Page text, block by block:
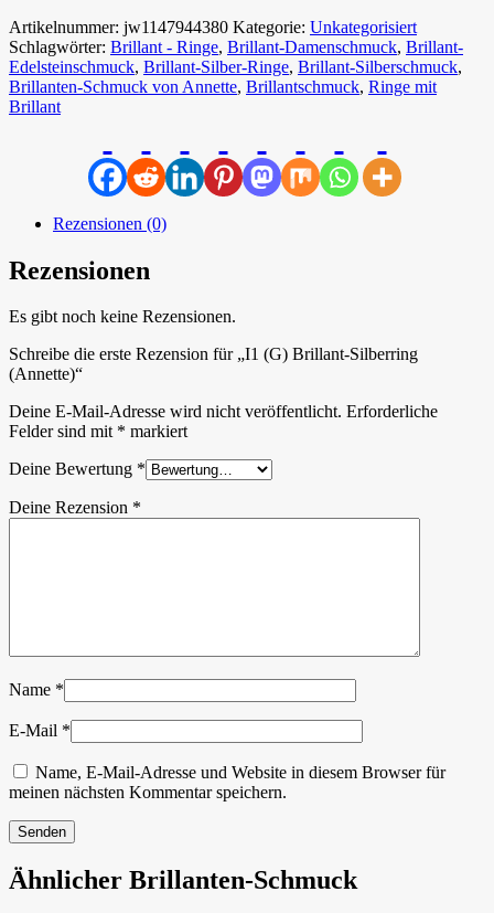
Artikelnummer: jw1147944380 Kategorie: Unkategorisiert
Schlagwörter: Brillant - Ringe, Brillant-Damenschmuck, Brillant-
Edelsteinschmuck, Brillant-Silber-Ringe, Brillant-Silberschmuck,
Brillanten-Schmuck von Annette, Brillantschmuck, Ringe mit
Brillant
Rezensionen (0)
Rezensionen
Es gibt noch keine Rezensionen.
Schreibe die erste Rezension für „I1 (G) Brillant-Silberring
(Annette)“
Deine E-Mail-Adresse wird nicht veröffentlicht. Erforderliche
Felder sind mit * markiert
Deine Bewertung *
Deine Rezension *
Name *
E-Mail *
Name, E-Mail-Adresse und Website in diesem Browser für
meinen nächsten Kommentar speichern.
Ähnlicher Brillanten-Schmuck